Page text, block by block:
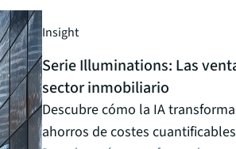
Insight
Serie Illuminations: Las
sector inmobiliario
Descubre cómo la IA
ahorros de costes